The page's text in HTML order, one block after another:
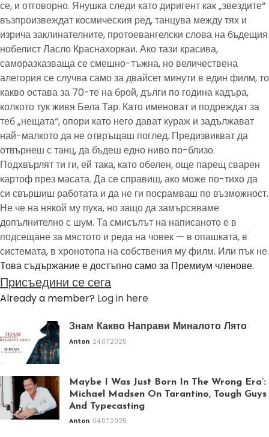
се, и отговорно. Янушка следи като диригент как „звездите“
възпроизвеждат космическия ред, танцува между тях и
изрича заклинателните, протоевангелски слова на бъдещия
нобелист Ласло Краснахоркаи. Ако тази красива,
саморазказваща се смешно-тъжна, но величествена
алегория се случва само за двайсет минути в един филм, то
какво остава за 70-те на брой, дълги по година кадъра,
колкото тук живя Бела Тар. Като именоват и подреждат за
теб „нещата“, опори като него дават кураж и задължават
най-малкото да не отвръщаш поглед. Предизвикват да
отвърнеш с танц, да бъдеш едно ниво по-близо.
Подхвърлят ти ги, ей така, като обелен, още парещ сварен
картоф през масата. Да се справиш, ако може по-тихо да
си свършиш работата и да не ги посрамваш по възможност.
Не че на някой му пука, но защо да замърсяваме
допълнително с шум. Та смисълът на написаното е в
подсещане за мястото и реда на човек — в опашката, в
системата, в хронотопа на собствения му филм. Или пък не.
Това съдържание е достъпно само за Премиум членове.
Присъедини се сега
Already a member? Log in here
Знам Какво Направи Миналото Лято
Anton 24.07.2025
Maybe I Was Just Born In The Wrong Era’:
Michael Madsen On Tarantino, Tough Guys
And Typecasting
Anton 04.07.2025